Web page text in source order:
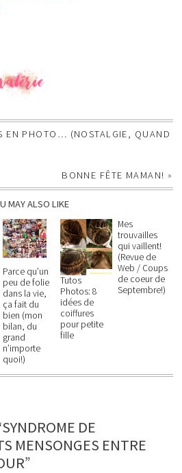
EN PHOTO… (NOSTALGIE, QUAND
BONNE FÊTE MAMAN! »
MAY ALSO LIKE
Parce qu’un
peu de folie
dans la vie,
ça fait du
bien (mon
bilan, du
grand
n’importe
quoi!)
Tutos
Photos: 8
idées de
coiffures
pour petite
fille
Mes
trouvailles
qui vaillent!
(Revue de
Web / Coups
de coeur de
Septembre!)
DE
MENSONGES ENTRE